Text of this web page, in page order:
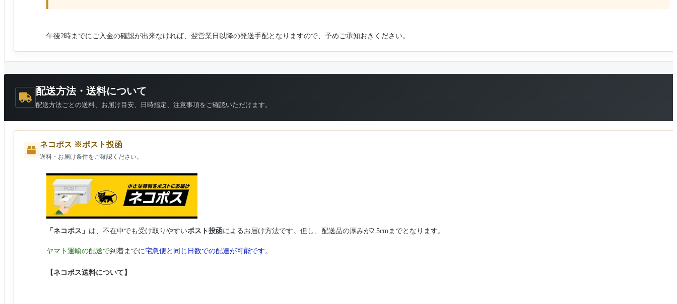
午後2時までにご入金の確認が出来なければ、翌営業日以降の発送手配となりますので、予めご承知おきください。
配送方法・送料について
配送方法ごとの送料、お届け目安、日時指定、注意事項をご確認いただけます。
ネコポス ※ポスト投函
送料・お届け条件をご確認ください。
「ネコポス」 は、不在中でも受け取りやすいポスト投函によるお届け方法です。但し、配送品の厚みが2.5cmまでとなります。
ヤマト運輸の配送で到着までに宅急便と同じ日数での配達が可能です。
【ネコポス送料について】